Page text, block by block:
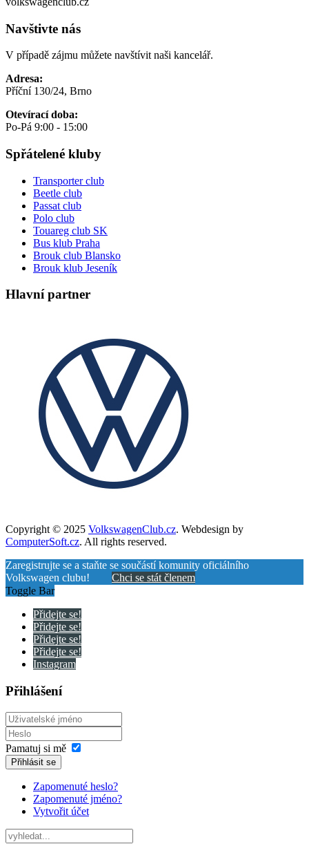
Navštivte nás
V případě zájmu můžete navštívit naši kancelář.
Adresa:
Příční 130/24, Brno
Otevírací doba:
Po-Pá 9:00 - 15:00
Spřátelené kluby
Transporter club
Beetle club
Passat club
Polo club
Touareg club SK
Bus klub Praha
Brouk club Blansko
Brouk klub Jeseník
Hlavní partner
Copyright © 2025 VolkswagenClub.cz. Webdesign by
ComputerSoft.cz. All rights reserved.
Zaregistrujte se a staňte se součástí komunity oficiálního
Volkswagen clubu! Chci se stát členem
Toggle Bar
Přidejte se!
Přidejte se!
Přidejte se!
Přidejte se!
Instagram
Přihlášení
Pamatuj si mě
Přihlásit se
Zapomenuté heslo?
Zapomenuté jméno?
Vytvořit účet